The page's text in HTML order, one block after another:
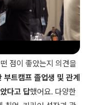
점이 좋았는지 의견을
트캠프 졸업생 및 관계
다고 답했어요. 다양한